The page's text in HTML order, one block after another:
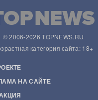
© 2006-2026 TOPNEWS.RU
категория сайта: 18+
НА САЙТЕ